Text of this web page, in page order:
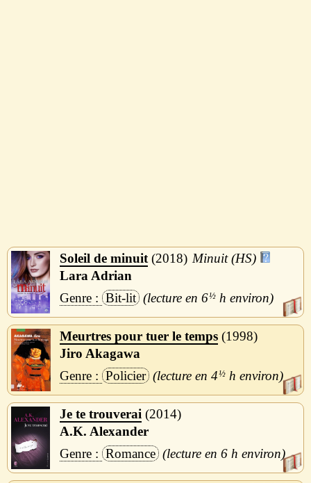
Soleil de minuit 2018
Minuit (HS)
Lara Adrian
Bit-lit
6½ h
Meurtres pour tuer le temps 1998
Jiro Akagawa
Policier
4½ h
Je te trouverai
2014
A.K. Alexander
Romance
6 h